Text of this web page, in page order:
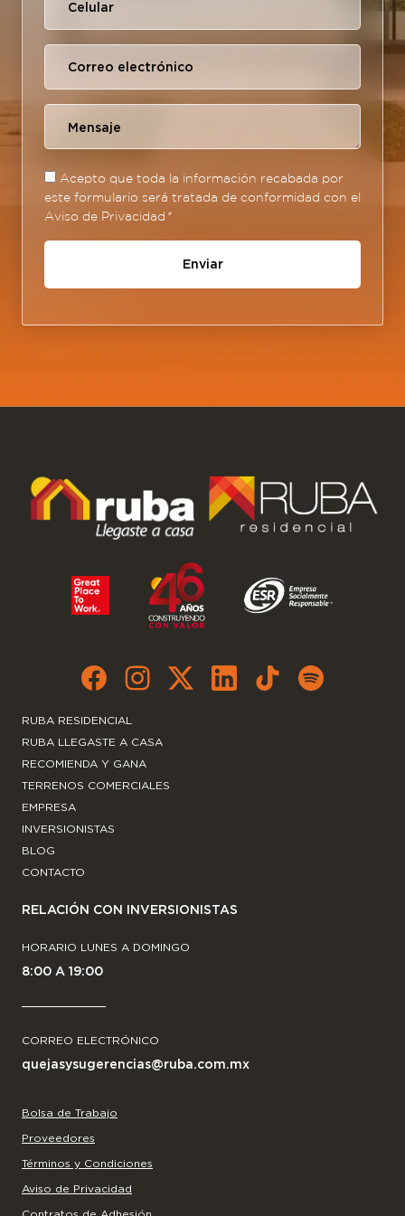
Acepto que toda la información recabada por
este formulario será tratada de conformidad con el
Aviso de Privacidad *
Enviar
RUBA RESIDENCIAL
RUBA LLEGASTE A CASA
RECOMIENDA Y GANA
TERRENOS COMERCIALES
EMPRESA
INVERSIONISTAS
BLOG
CONTACTO
RELACIÓN CON INVERSIONISTAS
HORARIO LUNES A DOMINGO
8:00 A 19:00
CORREO ELECTRÓNICO
quejasysugerencias@ruba.com.mx
Bolsa de Trabajo
Proveedores
Términos y Condiciones
Aviso de Privacidad